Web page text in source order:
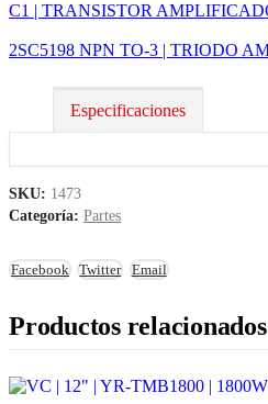
C1 | TRANSISTOR
2SC5198 NPN TO-3 | TRIODO
Especificaciones
SKU: 1473
Categoría: Partes
Facebook Twitter Email
Productos relacionados